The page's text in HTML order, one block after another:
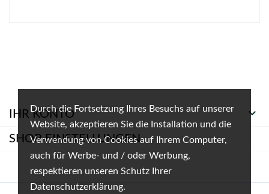
Durch die Fortsetzung Ihres Besuchs auf unserer
Website, akzeptieren Sie die Installation und die
Verwendung von Cookies auf Ihrem Computer,
auch für Werbe- und / oder Werbung,
respektieren unseren Schutz Ihrer
Datenschutzerklärung.
IHR KONTO 
SHOP-EINSTELLUNGEN